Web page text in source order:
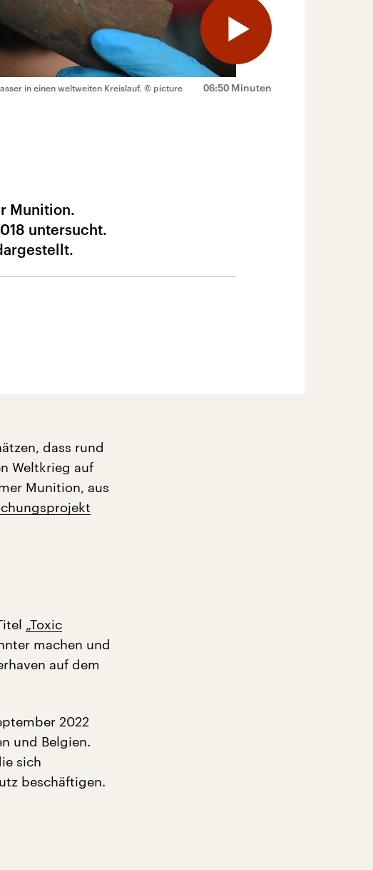
06:50 Minuten
in einen weltweiten Kreislauf. © picture
Munition.
untersucht.
dass rund
Weltkrieg auf
Munition, aus
„Toxic
machen und
auf dem
2022
und Belgien.
sich
beschäftigen.